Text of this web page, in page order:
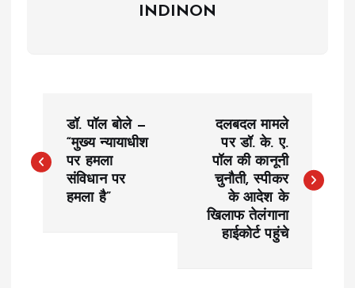
INDINON
o
डॉ. पॉल बोले —
“मुख्य न्यायाधीश
पर हमला
संविधान पर
हमला है”
दलबदल मामले
पर डॉ. के. ए.
पॉल की कानूनी
चुनौती, स्पीकर
के आदेश के
खिलाफ तेलंगाना
हाईकोर्ट पहुंचे